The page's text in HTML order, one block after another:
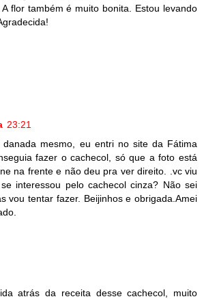
flor também é muito bonita. Estou levando
23:21
mesmo, eu entri no site da Fátima
fazer o cachecol, só que a foto está
na frente e não deu pra ver direito. .vc viu
interessou pelo cachecol cinza? Não sei
vou tentar fazer. Beijinhos e obrigada.Amei
atrás da receita desse cachecol, muito